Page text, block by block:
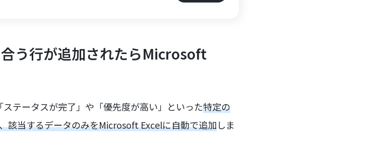
う行が追加されたらMicrosoft
テータスが完了」や「優先度が高い」といった特定の
該当するデータのみをMicrosoft Excelに自動で追加しま